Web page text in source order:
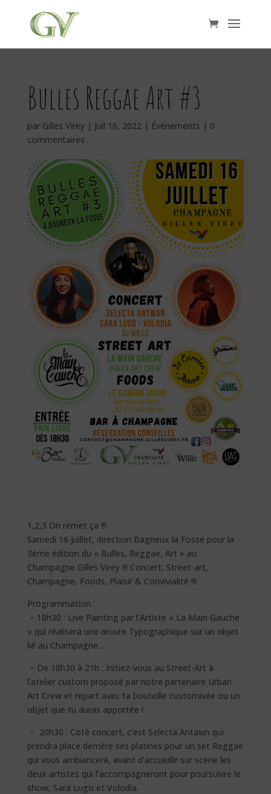
Bulles Reggae Art #3
par Gilles Virey| Juil 16, 2022| Évènements | 0
commentaires
1,2,3 On remet ça !!!
Samedi 16 juillet, direction Bagneux la Fosse pour la
3ème édition du « Bulles, Reggae, Art » au
Champagne Gilles Virey !!! Concert, Street-art,
Champagne, Foods, Plaisir & Convivialité !!!
Programmation :
– 18h30 : Live Painting par l’Artiste « La Main Gauche
» qui réalisera une œuvre Typographique sur un objet
lié au Champagne…
– De 18h30 à 21h : Initiez-vous au Street-Art à
l’atelier custom proposé par notre partenaire Urban
Art Crew et repart avec ta bouteille customisée ou un
objet que tu auras apportée !
– 20h30 : Coté concert, c’est Selecta Antawn qui
prendra place derrière ses platines pour un set Reggae
qui vous ambiancera, avant d’accueillir sur scène les
deux artistes qui l’accompagneront pour poursuivre le
show, Sara Lugo et Volodia.